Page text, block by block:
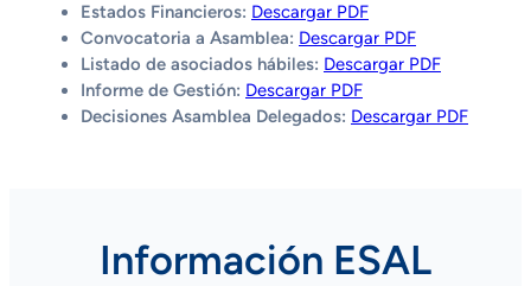
Estados Financieros: Descargar PDF
Convocatoria a Asamblea: Descargar PDF
Listado de asociados hábiles: Descargar PDF
Informe de Gestión: Descargar PDF
Decisiones Asamblea Delegados: Descargar PDF
Información ESAL